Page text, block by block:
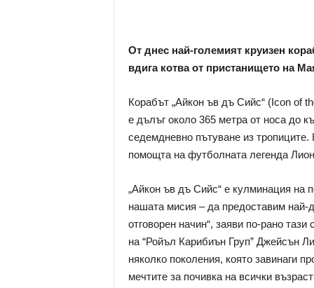
От днес най-големият круизен
вдига котва от пристанището на
Корабът „Айкон ъв дъ Сийс“ (Icon of
е дълъг около 365 метра от носа до
седемдневно пътуване из
помощта на футболната легенда
„Айкон ъв дъ Сийс“ е кулминация на
нашата мисия – да предоставим най-
отговорен начин“, заяви по-рано
на “Ройъл Карибиън Груп” Джейсън
няколко поколения, която завинаги
мечтите за почивка на всички